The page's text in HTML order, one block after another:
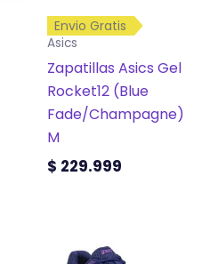
Envio Gratis
Asics
Zapatillas Asics Gel
Rocket12 (Blue
Fade/Champagne)
M
$ 229.999
opciones
se
pueden
elegir
en
la
de
producto